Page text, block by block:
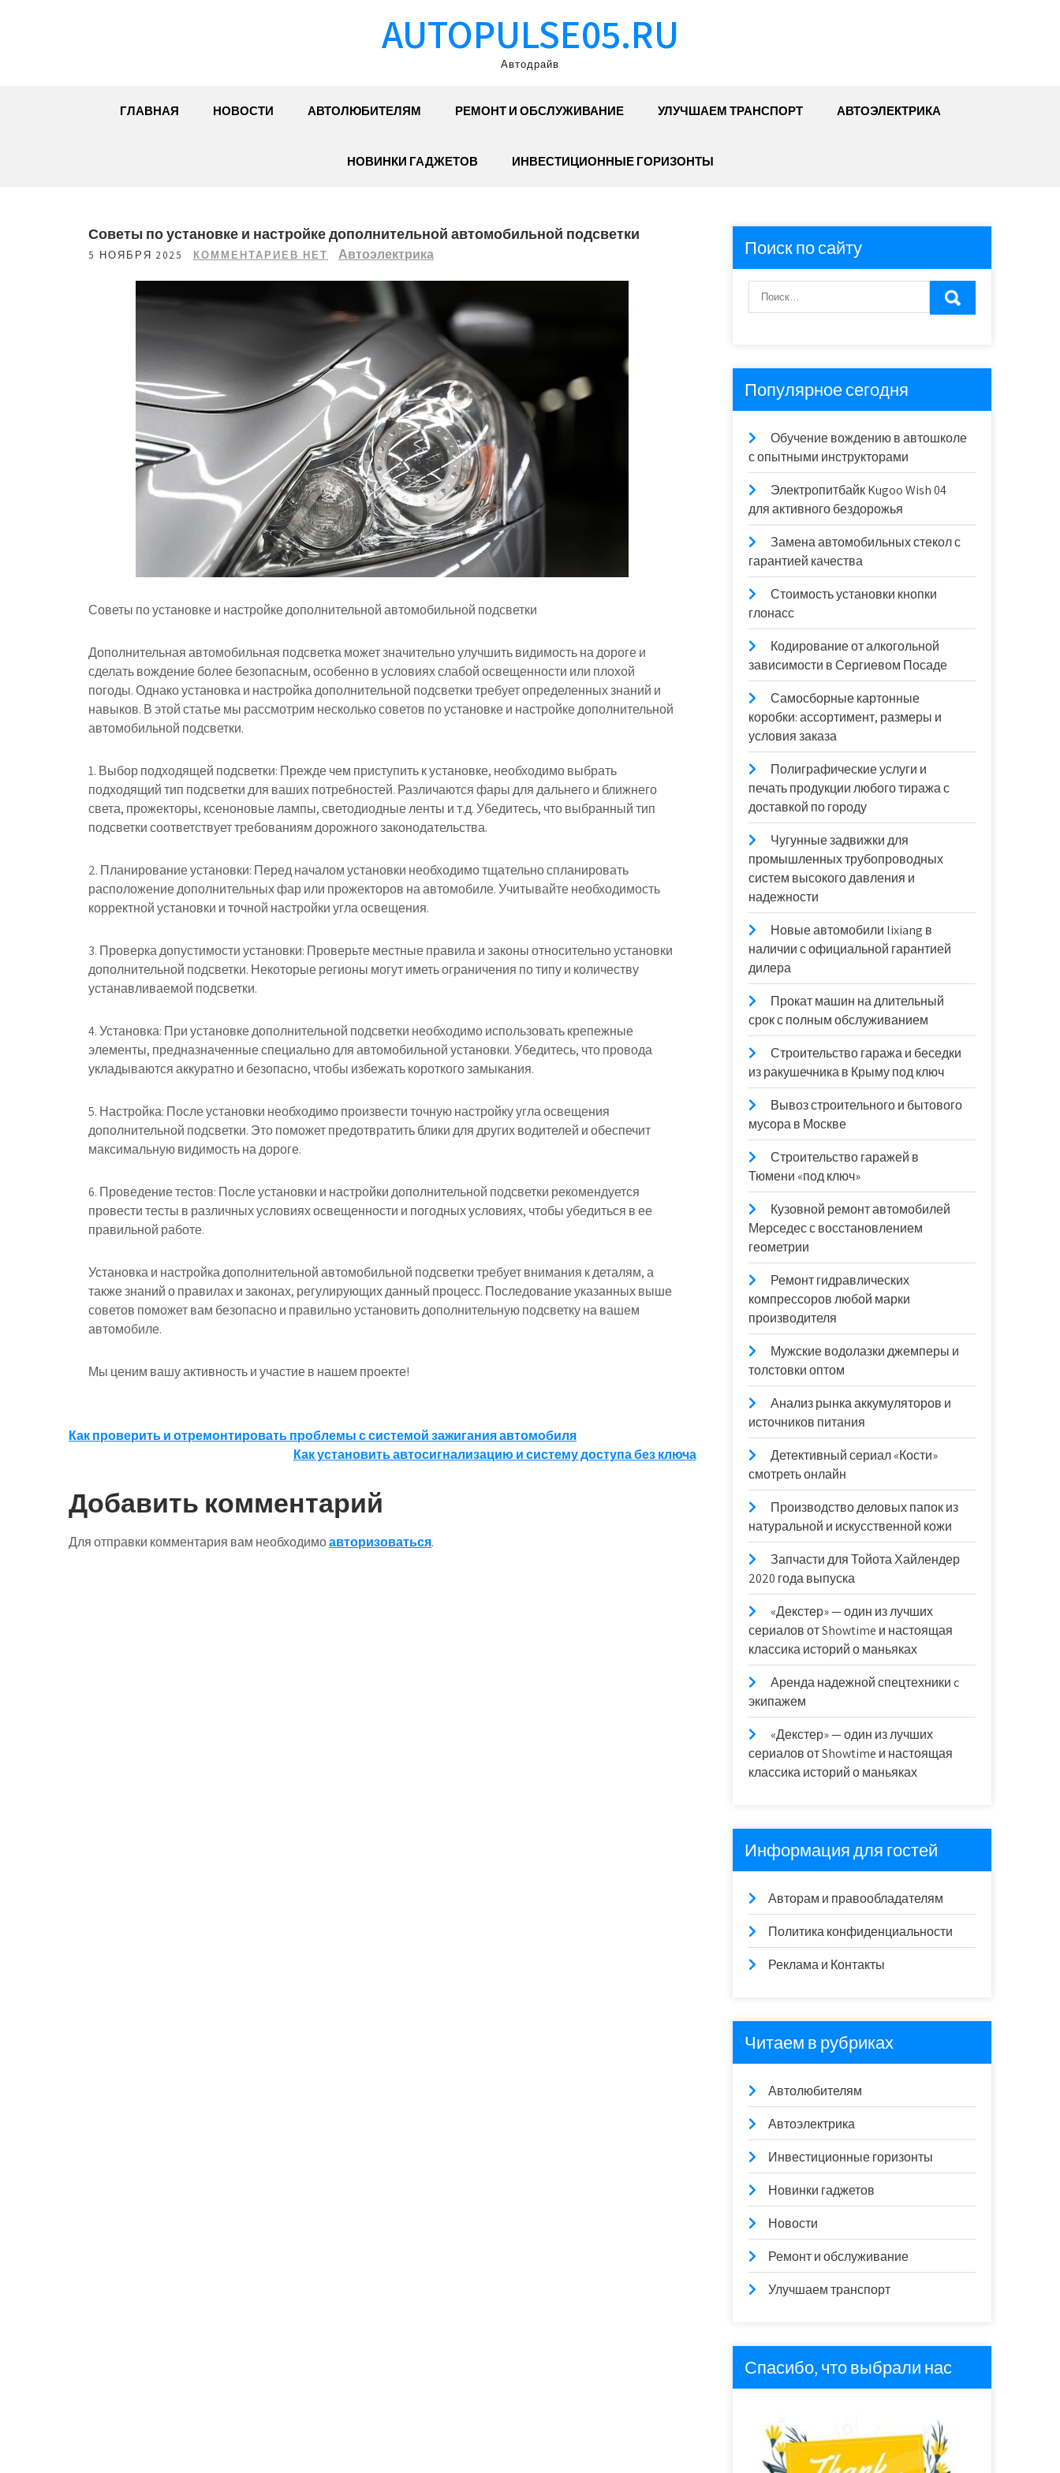
AUTOPULSE05.RU
Автодрайв
ГЛАВНАЯ НОВОСТИ АВТОЛЮБИТЕЛЯМ РЕМОНТ И ОБСЛУЖИВАНИЕ УЛУЧШАЕМ ТРАНСПОРТ АВТОЭЛЕКТРИКА
НОВИНКИ ГАДЖЕТОВ ИНВЕСТИЦИОННЫЕ ГОРИЗОНТЫ
Советы по установке и настройке дополнительной автомобильной подсветки
5 НОЯБРЯ 2025 КОММЕНТАРИЕВ НЕТ Автоэлектрика
Советы по установке и настройке дополнительной автомобильной подсветки
Дополнительная автомобильная подсветка может значительно улучшить видимость на дороге и
сделать вождение более безопасным, особенно в условиях слабой освещенности или плохой
погоды. Однако установка и настройка дополнительной подсветки требует определенных знаний и
навыков. В этой статье мы рассмотрим несколько советов по установке и настройке дополнительной
автомобильной подсветки.
1. Выбор подходящей подсветки: Прежде чем приступить к установке, необходимо выбрать
подходящий тип подсветки для ваших потребностей. Различаются фары для дальнего и ближнего
света, прожекторы, ксеноновые лампы, светодиодные ленты и т.д. Убедитесь, что выбранный тип
подсветки соответствует требованиям дорожного законодательства.
2. Планирование установки: Перед началом установки необходимо тщательно спланировать
расположение дополнительных фар или прожекторов на автомобиле. Учитывайте необходимость
корректной установки и точной настройки угла освещения.
3. Проверка допустимости установки: Проверьте местные правила и законы относительно установки
дополнительной подсветки. Некоторые регионы могут иметь ограничения по типу и количеству
устанавливаемой подсветки.
4. Установка: При установке дополнительной подсветки необходимо использовать крепежные
элементы, предназначенные специально для автомобильной установки. Убедитесь, что провода
укладываются аккуратно и безопасно, чтобы избежать короткого замыкания.
5. Настройка: После установки необходимо произвести точную настройку угла освещения
дополнительной подсветки. Это поможет предотвратить блики для других водителей и обеспечит
максимальную видимость на дороге.
6. Проведение тестов: После установки и настройки дополнительной подсветки рекомендуется
провести тесты в различных условиях освещенности и погодных условиях, чтобы убедиться в ее
правильной работе.
Установка и настройка дополнительной автомобильной подсветки требует внимания к деталям, а
также знаний о правилах и законах, регулирующих данный процесс. Последование указанных выше
советов поможет вам безопасно и правильно установить дополнительную подсветку на вашем
автомобиле.
Мы ценим вашу активность и участие в нашем проекте!
Навигация
записям
Как проверить и отремонтировать проблемы с системой зажигания автомобиля
Как установить автосигнализацию и систему доступа без ключа
Добавить комментарий
Для отправки комментария вам необходимоавторизоваться.
Поиск по сайту
Популярное сегодня
Обучение вождению в автошколе
с опытными инструкторами
Электропитбайк Kugoo Wish 04
для активного бездорожья
Замена автомобильных стекол с
гарантией качества
Стоимость установки кнопки
глонасс
Кодирование от алкогольной
зависимости в Сергиевом Посаде
Самосборные картонные
коробки: ассортимент, размеры и
условия заказа
Полиграфические услуги и
печать продукции любого тиража с
доставкой по городу
Чугунные задвижки для
промышленных трубопроводных
систем высокого давления и
надежности
Новые автомобили lixiang в
наличии с официальной гарантией
дилера
Прокат машин на длительный
срок с полным обслуживанием
Строительство гаража и беседки
из ракушечника в Крыму под ключ
Вывоз строительного и бытового
мусора в Москве
Строительство гаражей в
Тюмени «под ключ»
Кузовной ремонт автомобилей
Мерседес с восстановлением
геометрии
Ремонт гидравлических
компрессоров любой марки
производителя
Мужские водолазки джемперы и
толстовки оптом
Анализ рынка аккумуляторов и
источников питания
Детективный сериал «Кости»
смотреть онлайн
Производство деловых папок из
натуральной и искусственной кожи
Запчасти для Тойота Хайлендер
2020 года выпуска
«Декстер» — один из лучших
сериалов от Showtime и настоящая
классика историй о маньяках
Аренда надежной спецтехники c
экипажем
«Декстер» — один из лучших
сериалов от Showtime и настоящая
классика историй о маньяках
Информация для гостей
Авторам и правообладателям
Политика конфиденциальности
Реклама и Контакты
Читаем в рубриках
Автолюбителям
Автоэлектрика
Инвестиционные горизонты
Новинки гаджетов
Новости
Ремонт и обслуживание
Улучшаем транспорт
Спасибо, что выбрали нас